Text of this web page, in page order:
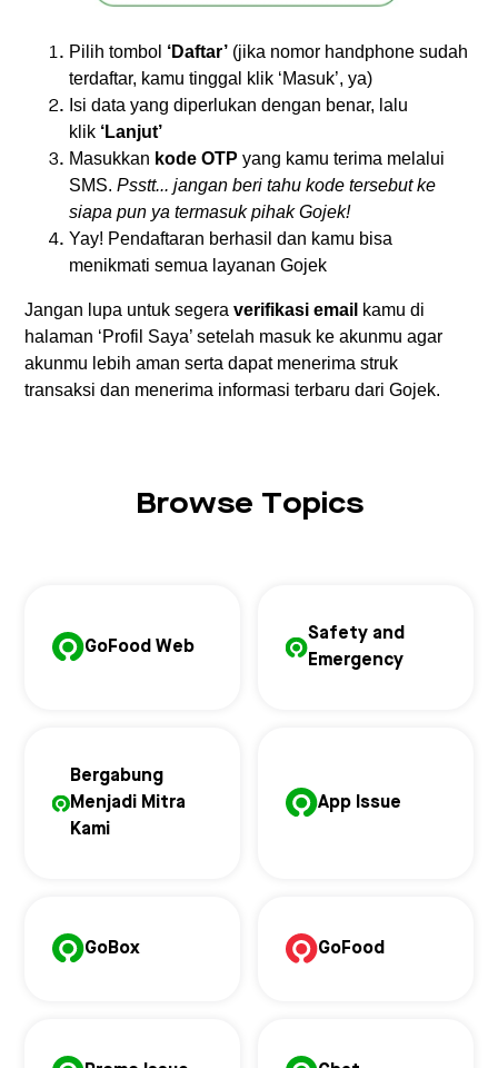
Pilih tombol ‘Daftar’ (jika nomor handphone sudah
terdaftar, kamu tinggal klik ‘Masuk’, ya)
Isi data yang diperlukan dengan benar, lalu
klik ‘Lanjut’
Masukkan kode OTP yang kamu terima melalui
SMS.Psstt... jangan beri tahu kode tersebut ke
siapa pun ya termasuk pihak Gojek!
Yay! Pendaftaran berhasil dan kamu bisa
menikmati semua layanan Gojek
Jangan lupa untuk segeraverifikasi email kamu di
halaman ‘Profil Saya’ setelah masuk ke akunmu agar
akunmu lebih aman serta dapat menerima struk
transaksi dan menerima informasi terbaru dari Gojek.
Browse Topics
GoFood Web
Safety and
Emergency
Bergabung
Menjadi Mitra
Kami
App Issue
GoBox GoFood